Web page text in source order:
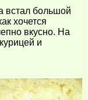
встал большой
хочется
вкусно. На
и